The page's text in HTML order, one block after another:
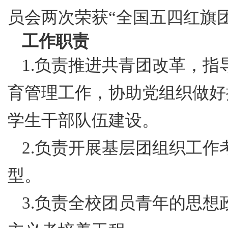
员会两次荣获“全国五四红旗
工作职责
1.负责推进共青团改革，
育管理工作，协助党组织做
学生干部队伍建设。
2.负责开展基层团组织工
型。
3.负责全校团员青年的思